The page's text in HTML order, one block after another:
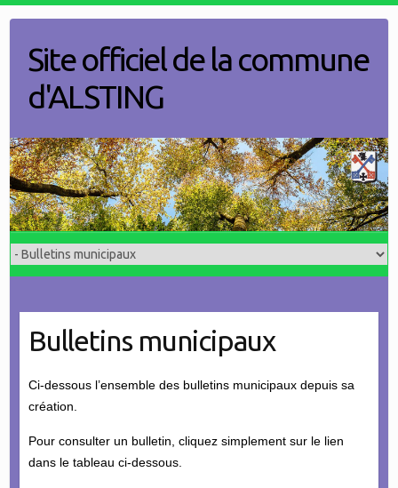
contentSite officiel de la commune
d'ALSTING
Bulletins municipaux
Ci-dessous l’ensemble des bulletins municipaux depuis sa
création.
Pour consulter un bulletin, cliquez simplement sur le lien
dans le tableau ci-dessous.